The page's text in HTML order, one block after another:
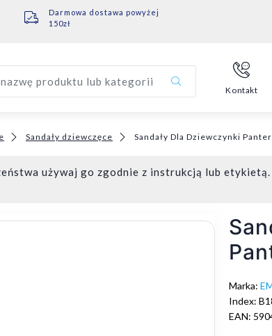
Darmowa dostawa powyżej
150zł
produktu lub kategorii
Kontakt
Sandały dziewczęce Sandały Dla Dziewczynki
używaj go zgodnie z instrukcją lub
Marka:
Index:
EAN: